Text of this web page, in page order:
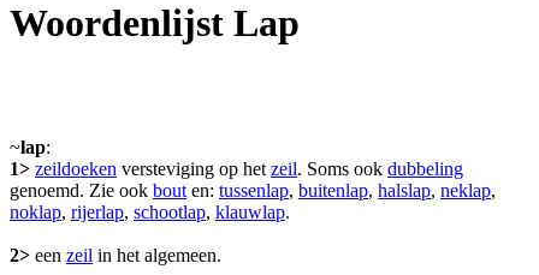
Woordenlijst Lap
~lap:
1> zeildoeken versteviging op het zeil. Soms ook dubbeling
genoemd. Zie ook bout en: tussenlap, buitenlap, halslap, neklap,
noklap, rijerlap, schootlap, klauwlap.
2> een zeil in het algemeen.